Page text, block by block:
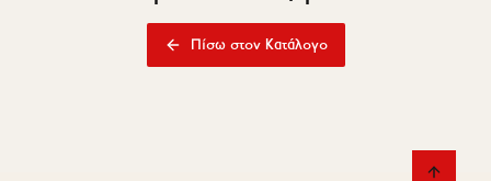
Πίσω στον Κατάλογο